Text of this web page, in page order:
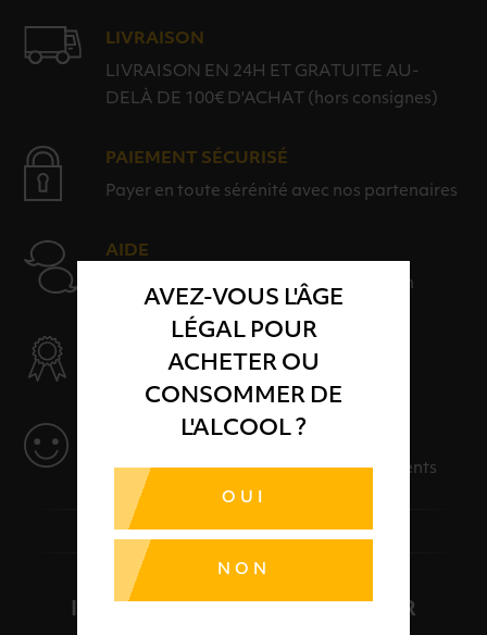
AVEZ-VOUS L'ÂGE
LÉGAL POUR
ACHETER OU
CONSOMMER DE
L'ALCOOL ?
OUI
NON
LIVRAISON
LIVRAISON EN 24H ET GRATUITE AU-
DELÀ DE 100€ D'ACHAT (hors consignes)
PAIEMENT SÉCURISÉ
Payer en toute sérénité avec nos partenaires
AIDE
Nos conseillers sont à votre disposition
Des solutions adaptées à vos événements
INSCRIPTION À LA NEWSLETTER